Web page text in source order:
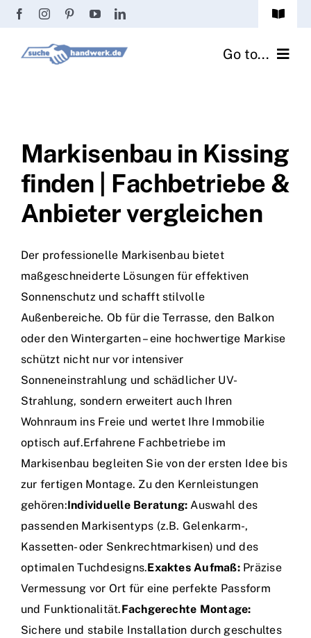
Zum
springen
Toggle
Passwort vergessen? Go to...
Handwerker Ratgeber
Wir über uns
Markisenbau in Kissing
finden | Fachbetriebe &
Anbieter vergleichen
Der professionelle Markisenbau bietet
maßgeschneiderte Lösungen für effektiven
Sonnenschutz und schafft stilvolle
Außenbereiche. Ob für die Terrasse, den Balkon
oder den Wintergarten – eine hochwertige Markise
schützt nicht nur vor intensiver
Sonneneinstrahlung und schädlicher UV-
Strahlung, sondern erweitert auch Ihren
Wohnraum ins Freie und wertet Ihre Immobilie
optisch auf.Erfahrene Fachbetriebe im
Markisenbau begleiten Sie von der ersten Idee bis
zur fertigen Montage. Zu den Kernleistungen
gehören:Individuelle Beratung: Auswahl des
passenden Markisentyps (z.B. Gelenkarm-,
Kassetten- oder Senkrechtmarkisen) und des
optimalen Tuchdesigns.Exaktes Aufmaß:Präzise
Vermessung vor Ort für eine perfekte Passform
und Funktionalität.Fachgerechte Montage:
Sichere und stabile Installation durch geschultes